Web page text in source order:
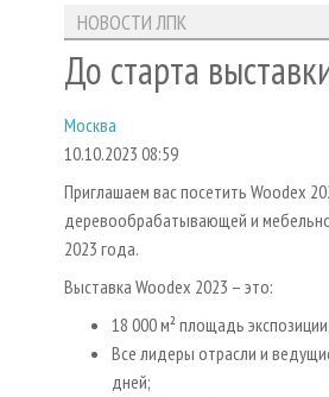
НОВОСТИ ЛПК
До старта
Москва
10.10.2023 08:59
Приглашаем вас посетить Woodex
деревообрабатывающей и
2023 года.
Выставка Woodex 2023 – это:
18 000 м² площадь экспозиции;
Все лидеры отрасли и
дней;